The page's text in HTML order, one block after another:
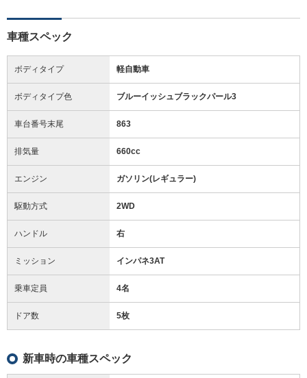
車種スペック
ボディタイプ 軽自動車
ボディタイプ色 ブルーイッシュブラックパール3
車台番号末尾 863
排気量 660cc
エンジン ガソリン(レギュラー)
駆動方式 2WD
ハンドル 右
ミッション インパネ3AT
乗車定員 4名
ドア数 5枚
新車時の車種スペック